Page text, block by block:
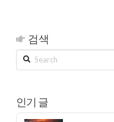
검색
Search
인기 글